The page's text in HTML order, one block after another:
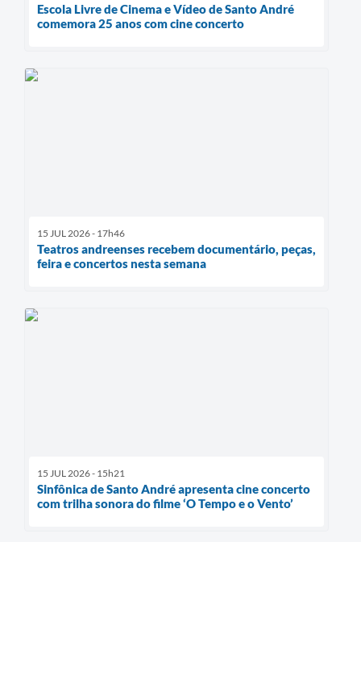
Escola Livre de Cinema e Vídeo de Santo André
comemora 25 anos com cine concerto
15 JUL 2026 - 17h46
Teatros andreenses recebem documentário, peças,
feira e concertos nesta semana
15 JUL 2026 - 15h21
Sinfônica de Santo André apresenta cine concerto
com trilha sonora do filme ‘O Tempo e o Vento’